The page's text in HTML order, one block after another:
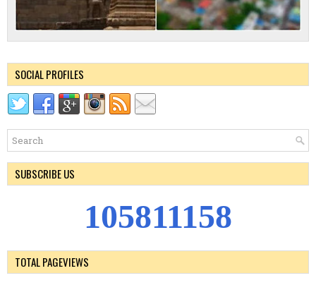
SOCIAL PROFILES
SUBSCRIBE US
105811158
TOTAL PAGEVIEWS